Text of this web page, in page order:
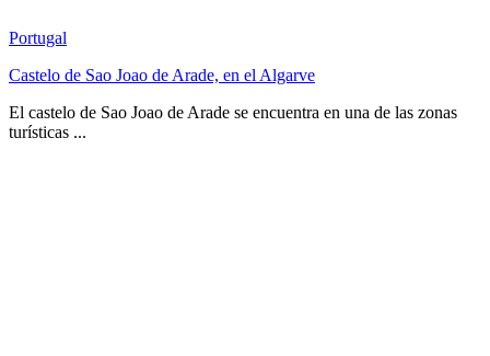
Portugal
Castelo de Sao Joao de Arade, en el Algarve
El castelo de Sao Joao de Arade se encuentra en una de las zonas
turísticas ...